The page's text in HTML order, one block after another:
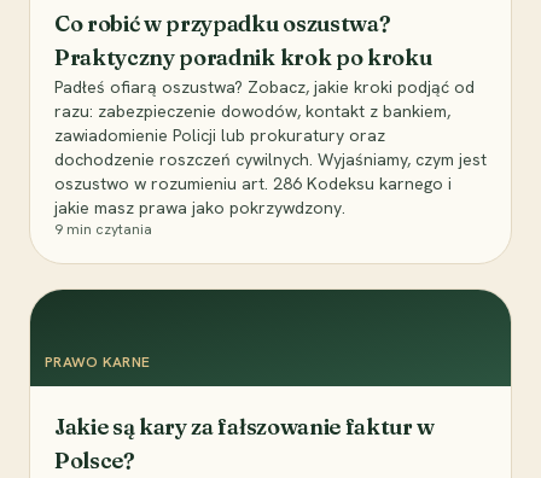
Co robić w przypadku oszustwa?
Praktyczny poradnik krok po kroku
Padłeś ofiarą oszustwa? Zobacz, jakie kroki podjąć od
razu: zabezpieczenie dowodów, kontakt z bankiem,
zawiadomienie Policji lub prokuratury oraz
dochodzenie roszczeń cywilnych. Wyjaśniamy, czym jest
oszustwo w rozumieniu art. 286 Kodeksu karnego i
jakie masz prawa jako pokrzywdzony.
9 min czytania
PRAWO KARNE
Jakie są kary za fałszowanie faktur w
Polsce?